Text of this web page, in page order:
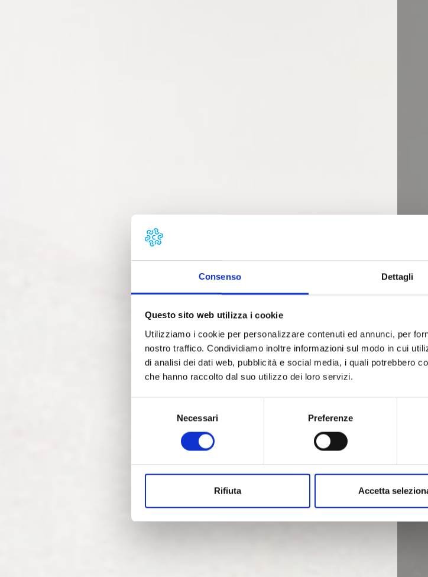
Consenso Dettagli
Questo sito web utilizza i cookie
Utilizziamo i cookie per personalizzare contenuti ed annunci, per
nostro traffico. Condividiamo inoltre informazioni sul modo in cui
di analisi dei dati web, pubblicità e social media, i quali potrebbero
che hanno raccolto dal suo utilizzo dei loro servizi.
Necessari Preferenze
Rifiuta Accetta